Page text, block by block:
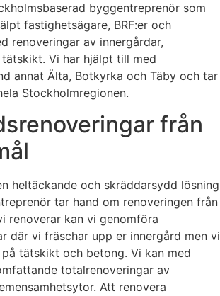
byggentreprenör som
fastighetsägare, BRF:er och
renoveringar av innergårdar,
Vi har hjälpt till med
annat Älta, Botkyrka och Täby och tar
Stockholmregionen.
från
heltäckande och skräddarsydd lösning
tar hand om renoveringen från
renoverar kan vi genomföra
där vi fräschar upp er innergård men vi
tätskikt och betong. Vi kan med
totalrenoveringar av
Att renovera